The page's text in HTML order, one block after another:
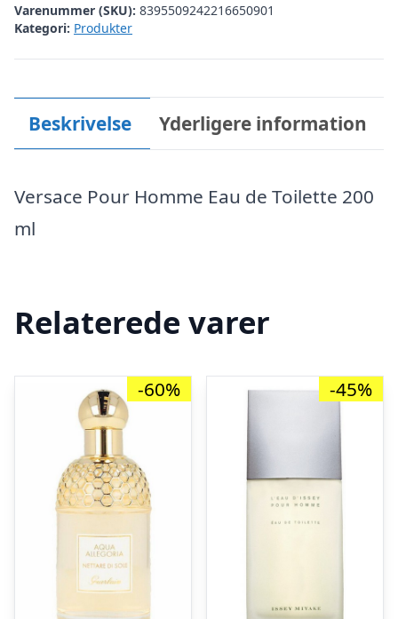
Varenummer (SKU): 8395509242216650901
Kategori: Produkter
Beskrivelse Yderligere information
Versace Pour Homme Eau de Toilette 200
ml
Relaterede varer
-60% -45%